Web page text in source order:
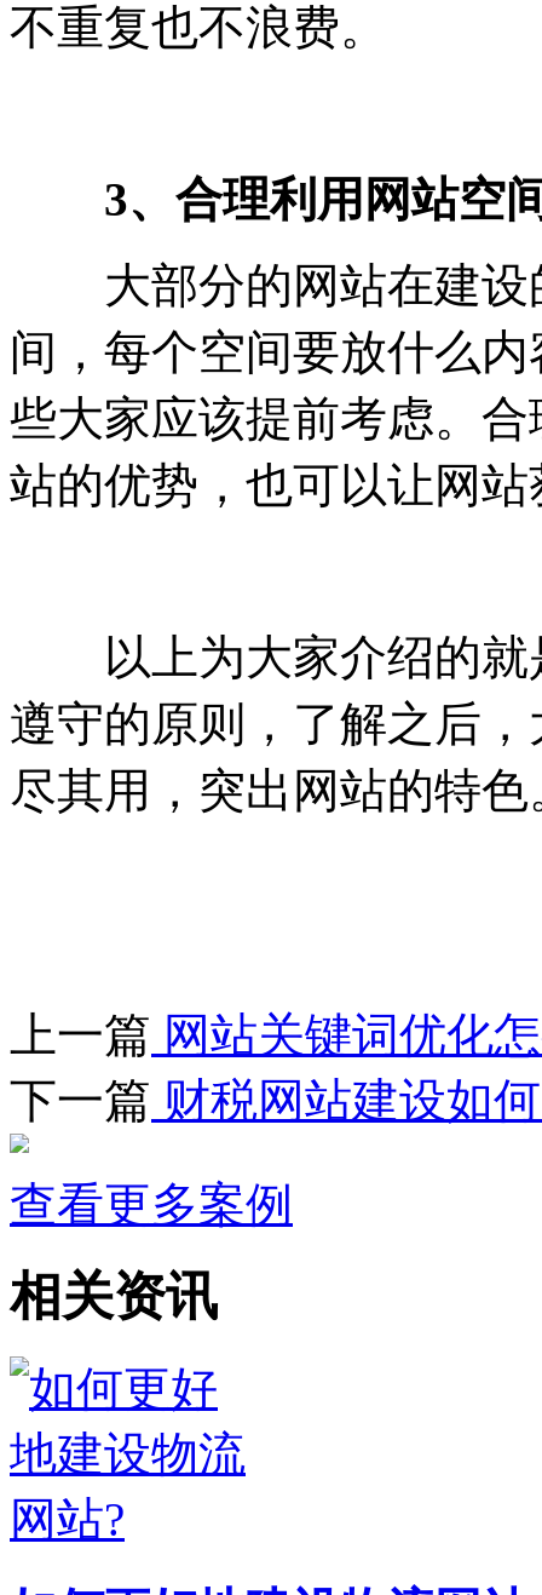
不重复也不浪费。
3、合理利用网站空
大部分的网站在建设
间，每个空间要放什么
些大家应该提前考虑。
站的优势，也可以让网
以上为大家介绍的就
遵守的原则，了解之后
尽其用，突出网站的特色
上一篇 网站关键词优化
下一篇 财税网站建设如
查看更多案例
相关资讯